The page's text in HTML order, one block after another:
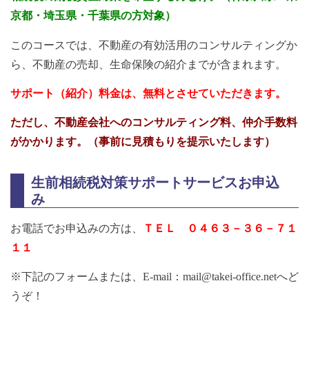
京都・埼玉県・千葉県の方対象）
このコースでは、不動産の有効活用のコンサルティングか
ら、不動産の売却、生命保険の紹介までが含まれます。
サポート（紹介）料金は、無料とさせていただきます。
ただし、不動産会社へのコンサルティング料、仲介手数料
がかかります。（事前に 見積もりを提示いたします）
生前相続税対策サポートサービスお申込
み
お電話でお申込みの方は、
ＴＥＬ ０４６３－３６－７１
１１
※下記のフォームまたは、 E-mail：mail@takei-office.netへど
うぞ！